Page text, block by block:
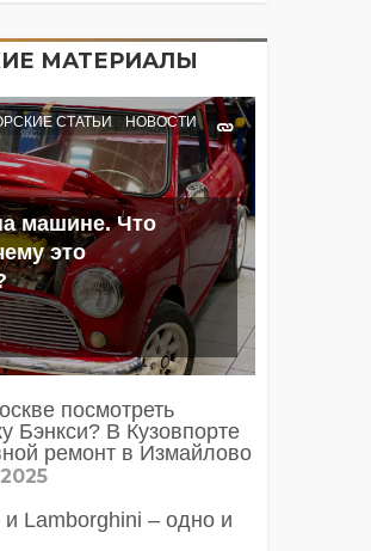
МАТЕРИАЛЫ
СТАТЬИ НОВОСТИ
машине. Что
это
посмотреть
Бэнкси? В Кузовпорте
ремонт в Измайлово
и Lamborghini – одно и